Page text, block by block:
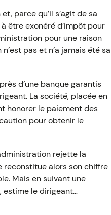
parce qu’il s’agit de sa
être exonéré d’impôt pour
pour une raison
pas et n’a jamais été sa
d’une banque garantis
La société, placée en
honorer le paiement des
pour obtenir le
rejette la
reconstitue alors son chiffre
Mais en suivant une
estime le dirigeant…